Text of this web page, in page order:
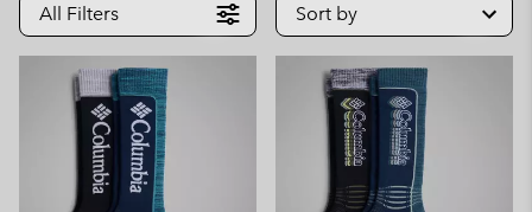
SEARCH
All Filters Sort by